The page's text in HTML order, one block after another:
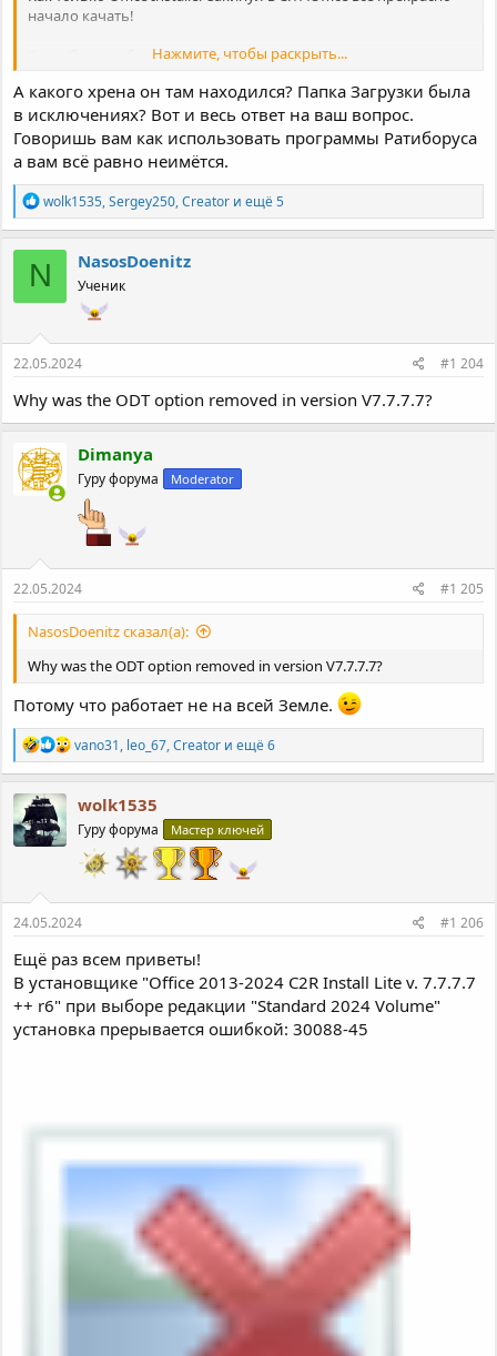
начало качать!
Спасибо всем большое!Нажмите, чтобы раскрыть...
А какого хрена он там находился? Папка Загрузки была
в исключениях? Вот и весь ответ на ваш вопрос.
Говоришь вам как использовать программы Ратиборуса
а вам всё равно неимётся.
Р
е
а
к
ц
и
и
wolk1535,Sergey250,Creator и ещё 5
N NasosDoenitz
Ученик
22.05.2024 #1 204
Why was the ODT option removed in version V7.7.7.7?
Dimanya
Гуру форума Moderator
22.05.2024 #1 205
NasosDoenitz сказал(а):
Why was the ODT option removed in version V7.7.7.7?
Потому что работает не на всей Земле.
Р
е
а
ц
и
vano31, leo_67,Creator и ещё 6
wolk1535
Гуру форума Мастер ключей
24.05.2024 #1 206
Ещё раз всем приветы!
В установщике "Office 2013-2024 C2R Install Lite v. 7.7.7.7
++ r6" при выборе редакции "Standard 2024 Volume"
установка прерывается ошибкой: 30088-45